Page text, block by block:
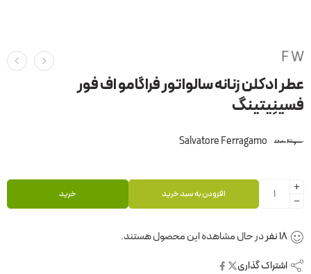
F W
عطر ادکلن زنانه سالواتور فراگامو اف فور
فسینِیتینگ
Salvatore Ferragamo
افزودن به سبد خرید خرید
18نفردر حال مشاهده این محصول هستند.
اشتراک گذاری